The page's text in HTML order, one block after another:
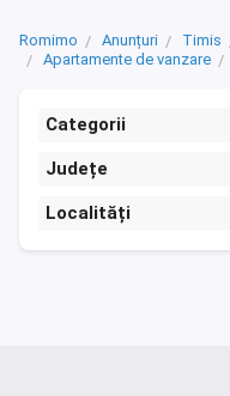
Romimo Anunțuri Timis
Apartamente de vanzare
Categorii
Județe
Localități